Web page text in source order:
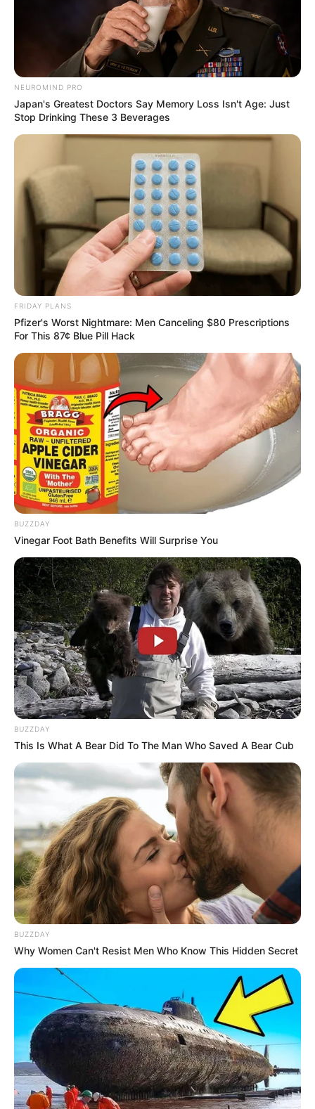
NEUROMIND PRO
Japan's Greatest Doctors Say Memory Loss Isn't Age: Just
Stop Drinking These 3 Beverages
FRIDAY PLANS
Pfizer's Worst Nightmare: Men Canceling $80 Prescriptions
For This 87¢ Blue Pill Hack
BUZZDAY
Vinegar Foot Bath Benefits Will Surprise You
BUZZDAY
This Is What A Bear Did To The Man Who Saved A Bear Cub
BUZZDAY
Why Women Can't Resist Men Who Know This Hidden Secret